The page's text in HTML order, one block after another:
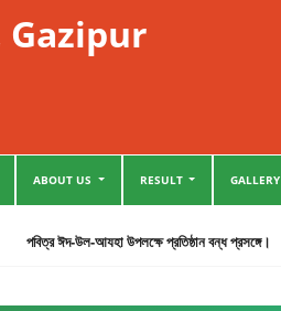
Gazipur
ABOUT US RESULT GALLERY
পবিত্র ঈদ-উল-আযহা উপলক্ষে প্রতিষ্ঠান বন্ধ প্রসঙ্গে।